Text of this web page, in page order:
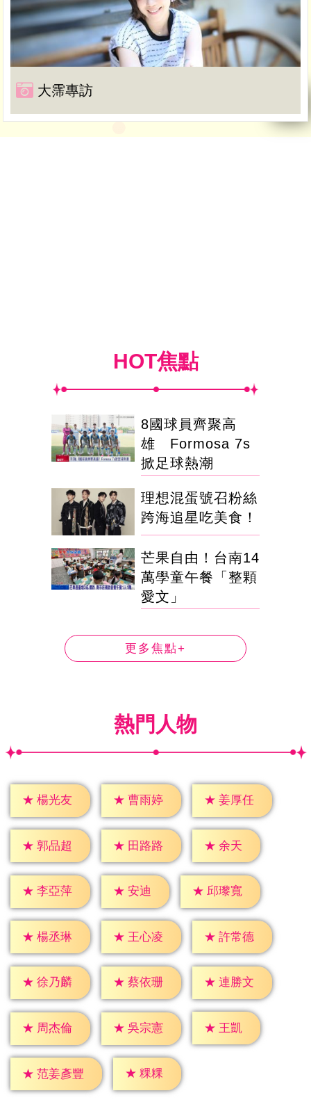
大霈專訪
HOT焦點
8國球員齊聚高
雄 Formosa 7s
掀足球熱潮
理想混蛋號召粉絲
跨海追星吃美食！
芒果自由！台南14
萬學童午餐「整顆
愛文」
更多焦點+
熱門人物
★ 楊光友 ★ 曹雨婷 ★ 姜厚任
★ 郭品超 ★ 田路路 ★ 余天
★ 李亞萍 ★ 安迪 ★ 邱瓈寬
★ 楊丞琳 ★ 王心凌 ★ 許常德
★ 徐乃麟 ★ 蔡依珊 ★ 連勝文
★ 周杰倫 ★ 吳宗憲 ★ 王凱
★ 范姜彥豐 ★ 粿粿